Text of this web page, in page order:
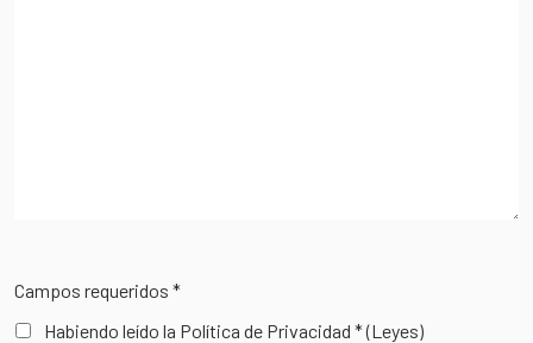
Campos requeridos *
Habiendo leído la Política de Privacidad *(Leyes)